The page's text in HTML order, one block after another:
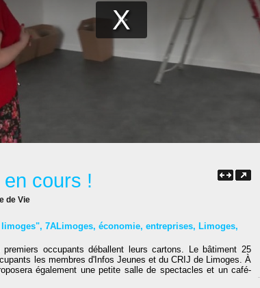
cours !
de Vie
, 7ALimoges, économie, entreprises, Limoges,
occupants déballent leurs cartons. Le bâtiment 25
les membres d'Infos Jeunes et du CRIJ de Limoges. À
également une petite salle de spectacles et un café-